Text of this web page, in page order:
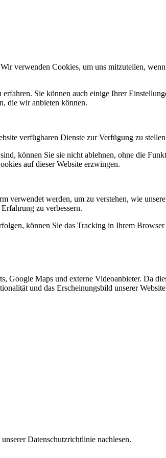
verwenden Cookies, um uns mitzuteilen,
Sie können auch einige Ihrer
die wir anbieten können.
verfügbaren Dienste zur Verfügung zu
können Sie sie nicht ablehnen, ohne die
auf dieser Website erzwingen.
verwendet werden, um zu verstehen, wie
zu verbessern.
können Sie das Tracking in Ihrem
Google Maps und externe Videoanbieter. Da
und das Erscheinungsbild unserer
Datenschutzrichtlinie nachlesen.